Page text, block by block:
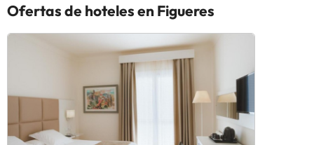
Ofertas de hoteles en Figueres